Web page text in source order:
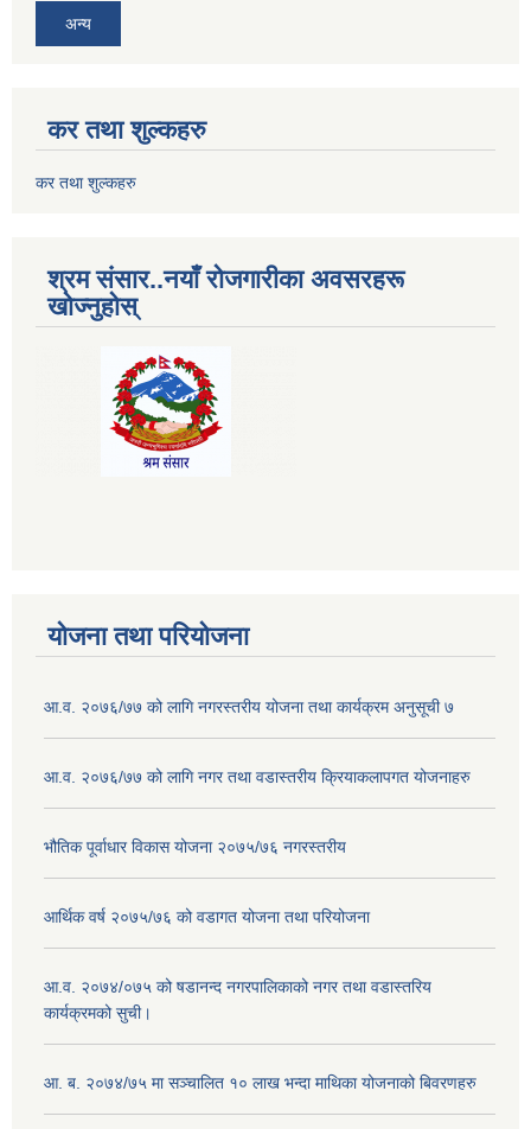
अन्य
कर तथा शुल्कहरु
कर तथा शुल्कहरु
श्रम संसार..नयाँ रोजगारीका अवसरहरू
खोज्नुहोस्
योजना तथा परियोजना
आ.व. २०७६/७७ को लागि नगरस्तरीय योजना तथा कार्यक्रम अनुसूची ७
आ.व. २०७६/७७ को लागि नगर तथा वडास्तरीय क्रियाकलापगत योजनाहरु
भौतिक पूर्वाधार विकास योजना २०७५/७६ नगरस्तरीय
आर्थिक वर्ष २०७५/७६ को वडागत योजना तथा परियोजना
आ.व. २०७४/०७५ को षडानन्द नगरपालिकाको नगर तथा वडास्तरिय
कार्यक्रमको सुची।
आ. ब. २०७४/७५ मा सञ्चालित १० लाख भन्दा माथिका योजनाको बिवरणहरु